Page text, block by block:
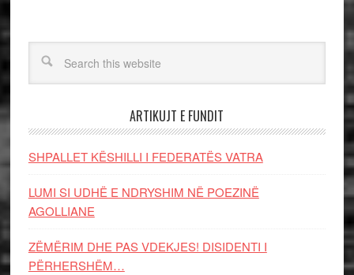
ARTIKUJT E FUNDIT
SHPALLET KËSHILLI I FEDERATËS VATRA
LUMI SI UDHË E NDRYSHIM NË POEZINË
AGOLLIANE
ZËMËRIM DHE PAS VDEKJES! DISIDENTI I
PËRHERSHËM…